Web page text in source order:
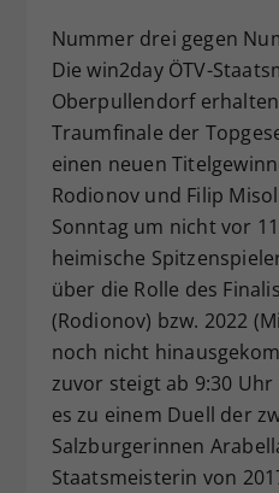
Nummer drei gegen
Die win2day ÖTV-
Oberpullendorf
Traumfinale der
einen neuen
Rodionov und Filip
Sonntag um nicht vor
heimische
über die Rolle des
(Rodionov) bzw. 2022
noch nicht
zuvor steigt ab 9:30
es zu einem Duell der
Salzburgerinnen
Staatsmeisterin von
Zweck
Dieser Wert
zufällig
historische
Webseiten-
hat.